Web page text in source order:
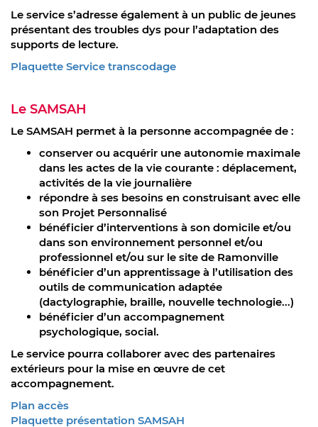
Le service s’adresse également à un public de jeunes
présentant des troubles dys pour l’adaptation des
supports de lecture.
Plaquette Service transcodage
Le SAMSAH
Le SAMSAH permet à la personne accompagnée de :
conserver ou acquérir une autonomie maximale
dans les actes de la vie courante : déplacement,
activités de la vie journalière
répondre à ses besoins en construisant avec elle
son Projet Personnalisé
bénéficier d’interventions à son domicile et/ou
dans son environnement personnel et/ou
professionnel et/ou sur le site de Ramonville
bénéficier d’un apprentissage à l’utilisation des
outils de communication adaptée
(dactylographie, braille, nouvelle technologie...)
bénéficier d’un accompagnement
psychologique, social.
Le service pourra collaborer avec des partenaires
extérieurs pour la mise en œuvre de cet
accompagnement.
Plan accès
Plaquette présentation SAMSAH